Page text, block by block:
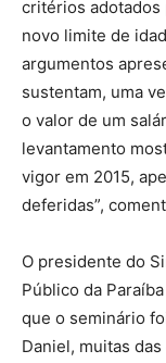
critérios adotados
novo limite de
argumentos
sustentam, uma
o valor de um
levantamento
vigor em 2015,
deferidas”,
O presidente do
Público da
que o seminário
Daniel, muitas